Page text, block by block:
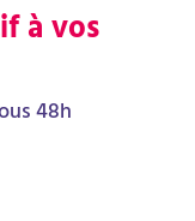
à vos
48h